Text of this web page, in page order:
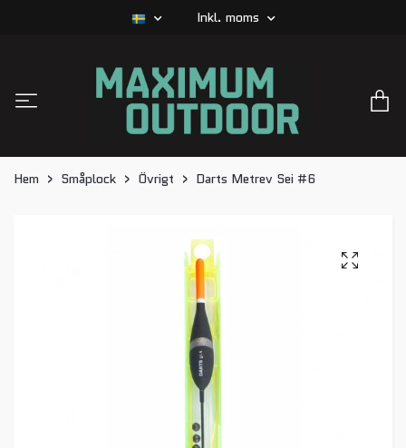
Inkl. moms
Hem Småplock Övrigt Darts Metrev Sei #6